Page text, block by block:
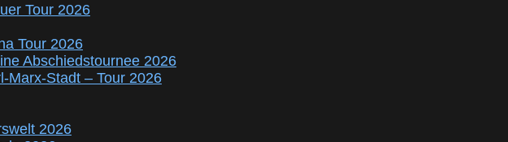
Tour 2026
Tour 2026
Abschiedstournee 2026
Marx-Stadt – Tour 2026
2026